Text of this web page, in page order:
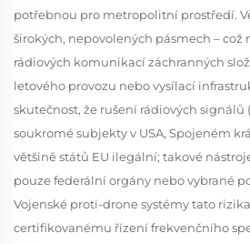
potřebnou pro metropolitní prostředí.
širokých, nepovolených pásmech – což
rádiových komunikací záchranných
letového provozu nebo vysílací
skutečnost, že rušení rádiových signálů
soukromé subjekty v USA, Spojeném
většině států EU ilegální; takové
pouze federální orgány nebo vybrané
Vojenské proti-drone systémy tato
certifikovanému řízení frekvenčního